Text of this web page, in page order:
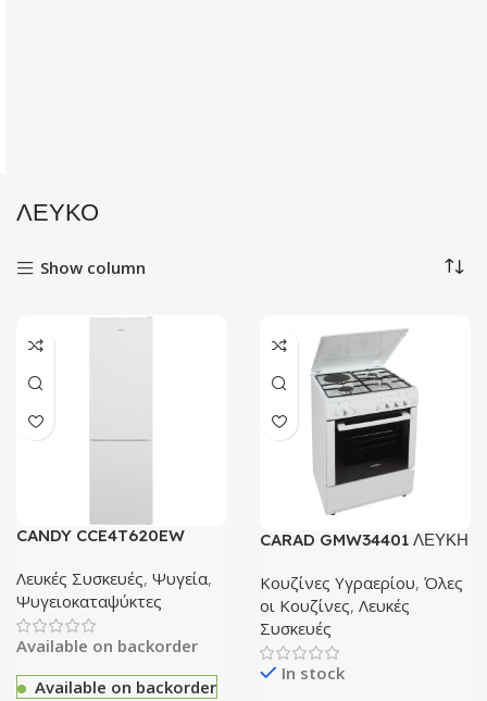
ΛΕΥΚΟ
Show column
CANDY CCE4T620EW
Λευκές Συσκευές, Ψυγεία,
Ψυγειοκαταψύκτες
Available on backorder
Available on backorder
CARAD GMW34401 ΛΕΥΚΗ
και 1 ηλεκτρική εστία
Κουζίνες Υγραερίου, Όλες
οι Κουζίνες, Λευκές
Συσκευές
In stock